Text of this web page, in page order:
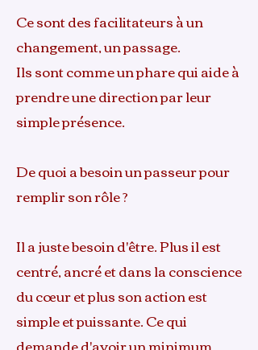
Ce sont des facilitateurs à un
changement, un passage.
Ils sont comme un phare qui aide à
prendre une direction par leur
simple présence.
De quoi a besoin un passeur pour
remplir son rôle ?
Il a juste besoin d'être. Plus il est
centré, ancré et dans la conscience
du cœur et plus son action est
simple et puissante. Ce qui